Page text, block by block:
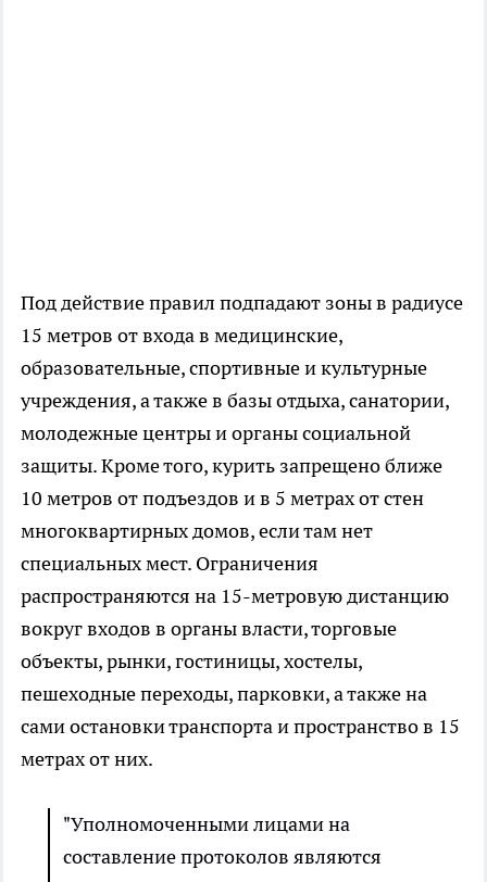
Под действие правил подпадают зоны в радиусе
15 метров от входа в медицинские,
образовательные, спортивные и культурные
учреждения, а также в базы отдыха, санатории,
молодежные центры и органы социальной
защиты. Кроме того, курить запрещено ближе
10 метров от подъездов и в 5 метрах от стен
многоквартирных домов, если там нет
специальных мест. Ограничения
распространяются на 15-метровую дистанцию
вокруг входов в органы власти, торговые
объекты, рынки, гостиницы, хостелы,
пешеходные переходы, парковки, а также на
сами остановки транспорта и пространство в 15
метрах от них.
"Уполномоченными лицами на
составление протоколов являются